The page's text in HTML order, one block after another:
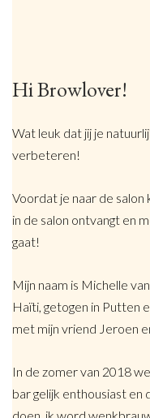
Hi Browlover!
Wat leuk dat jij je
verbeteren!
Voordat je naar de
in de salon ontvangt en
gaat!
Mijn naam is Michelle
Haïti, getogen in Putten
met mijn vriend Jeroen
In de zomer van 2018
bar gelijk enthousiast en